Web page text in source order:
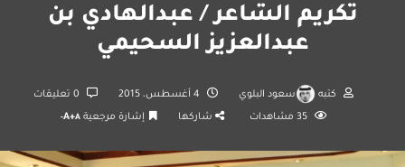
تكريم الشاعر / عبدالهادي بن
عبدالعزيز السحيمي
كتبه سعود البلوي 4 أغسطس، 2015
35 مشاهدات شاركها إشارة مرجعية A+A-